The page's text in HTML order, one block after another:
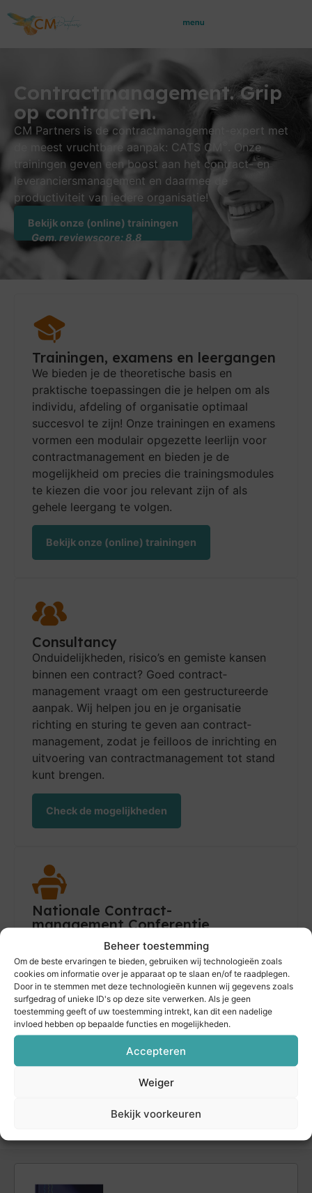
Beheer toestemming
Om de beste ervaringen te bieden, gebruiken wij technologieën zoals
cookies om informatie over je apparaat op te slaan en/of te raadplegen.
Door in te stemmen met deze technologieën kunnen wij gegevens zoals
surfgedrag of unieke ID's op deze site verwerken. Als je geen
toestemming geeft of uw toestemming intrekt, kan dit een nadelige
invloed hebben op bepaalde functies en mogelijkheden.
Accepteren
Weiger
Bekijk voorkeuren
Contractmanagement. Grip
op contracten.
CM Partners is de contractmanagement-expert met
de meest vruchtbare aanpak: CATS CM
. Onze
trainingen geven een boost aan het contract- en
leveranciers­management en daarmee de
productiviteit van iedere organisatie!
Bekijk onze (online) trainingen
Gem. reviewscore: 8.8
Nationale Contract-
management Conferentie
Ieder jaar organiseert CM Partners in het
najaar de Nationale Contractmanagement
Conferentie, een evenement met
toonaangevende keynote-sprekers,
verdiepende sessies rond contract­
management en CATS CM® en levendige
discussies over de toekomst van ons vak.
Voor de editie van 2026 is de reguliere
Consultancy
Onduidelijkheden, risico’s en gemiste kan­sen
binnen een contract? Goed contract­
management vraagt om een gestruc­tureerde
aanpak. Wij helpen jou en je orga­nis­atie
richting en sturing te geven aan contract­
management, zodat je feilloos de inrichting en
uitvoering van contract­management tot stand
kunt brengen.
Check de mogelijkheden
Trainingen, examens en leergangen
We bieden je de theoretische basis en
praktische toepassingen die je helpen om als
individu, afdeling of organisatie optimaal
succesvol te zijn! Onze trainingen en examens
vormen een modulair opgezette leerlijn voor
contractmanagement en bieden je de
mogelijkheid om precies die trainingsmodules
te kiezen die voor jou relevant zijn of als
gehele leergang te volgen.
Bekijk onze (online) trainingen